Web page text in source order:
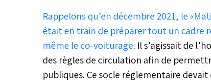
Rappelons qu’en décembre 2021, le
était en train de préparer tout un cadre
même le co-voiturage. Il s’agissait de
des règles de circulation afin de
publiques. Ce socle réglementaire